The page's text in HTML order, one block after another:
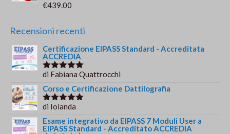
Valutato
€439.00
Recensioni recenti
Certificazione EIPASS Standard - Accreditata
ACCREDIA
Valutato5
di Fabiana Quattrocchi
Corso e Certificazione Dattilografia
Valutato5
di Iolanda
Esame integrativo da EIPASS 7 Moduli User a
EIPASS Standard - Accreditato ACCREDIA